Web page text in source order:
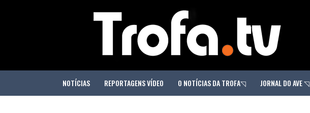
NOTÍCIAS REPORTAGENS VÍDEO O NOTÍCIAS DA TROFA◹ JORNAL DO AVE ◹